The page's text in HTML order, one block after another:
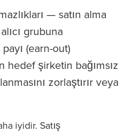
— satın alma
grubuna
(earn-out)
hedef şirketin bağımsız
zorlaştırır veya
iyidir. Satış